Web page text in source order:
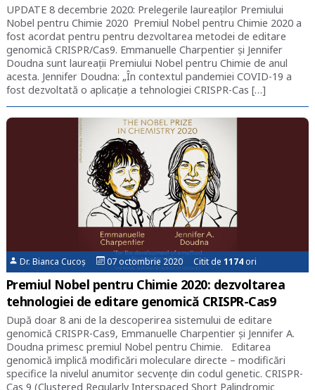
UPDATE 8 decembrie 2020: Prelegerile laureaților Premiului
Nobel pentru Chimie 2020 Premiul Nobel pentru Chimie 2020 a
fost acordat pentru pentru dezvoltarea metodei de editare
genomică CRISPR/Cas9. Emmanuelle Charpentier și Jennifer
Doudna sunt laureații Premiului Nobel pentru Chimie de anul
acesta. Jennifer Doudna: „În contextul pandemiei COVID-19 a
fost dezvoltată o aplicație a tehnologiei CRISPR-Cas […]
Dr. Bianca Cucoș 07 octombrie 2020 Citit de1174ori
Premiul Nobel pentru Chimie 2020: dezvoltarea
tehnologiei de editare genomică CRISPR-Cas9
După doar 8 ani de la descoperirea sistemului de editare
genomică CRISPR-Cas9, Emmanuelle Charpentier și Jennifer A.
Doudna primesc premiul Nobel pentru Chimie. Editarea
genomică implică modificări moleculare directe – modificări
specifice la nivelul anumitor secvențe din codul genetic. CRISPR-
Cas 9 (Clustered Regularly Interspaced Short Palindromic